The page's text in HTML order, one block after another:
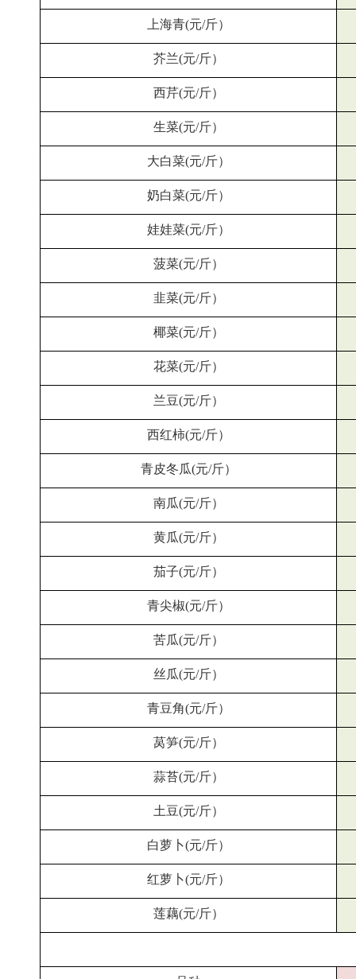
上海青(元/斤）
芥兰(元/斤）
西芹(元/斤）
生菜(元/斤）
大白菜(元/斤）
奶白菜(元/斤）
娃娃菜(元/斤）
菠菜(元/斤）
韭菜(元/斤）
椰菜(元/斤）
花菜(元/斤）
兰豆(元/斤）
西红柿(元/斤）
青皮冬瓜(元/斤）
南瓜(元/斤）
黄瓜(元/斤）
茄子(元/斤）
青尖椒(元/斤）
苦瓜(元/斤）
丝瓜(元/斤）
青豆角(元/斤）
莴笋(元/斤）
蒜苔(元/斤）
土豆(元/斤）
白萝卜(元/斤）
红萝卜(元/斤）
莲藕(元/斤）